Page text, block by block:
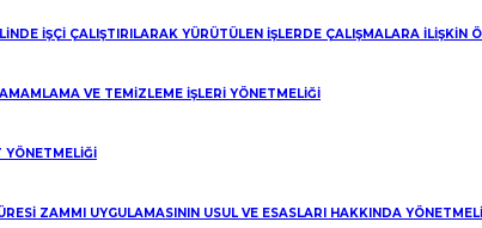
İŞÇİ ÇALIŞTIRILARAK YÜRÜTÜLEN İŞLERDE ÇALIŞMALARA İLİŞKİN
VE TEMİZLEME İŞLERİ YÖNETMELİĞİ
YÖNETMELİĞİ
ZAMMI UYGULAMASININ USUL VE ESASLARI HAKKINDA
out this field